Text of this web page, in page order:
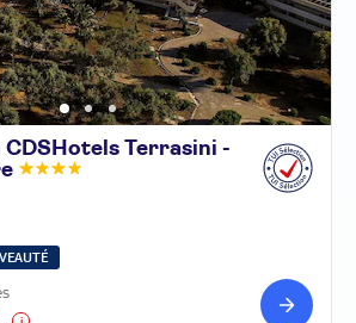
CDSHotels Terrasini -